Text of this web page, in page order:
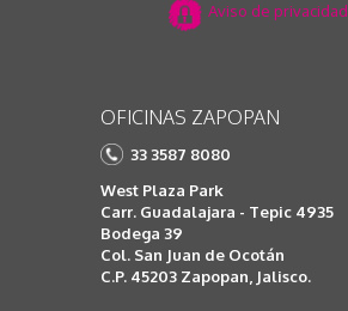
Aviso de privacidad
OFICINAS ZAPOPAN
33 3587 8080
West Plaza Park
Carr. Guadalajara - Tepic 4935
Bodega 39
Col. San Juan de Ocotán
C.P. 45203 Zapopan, Jalisco.